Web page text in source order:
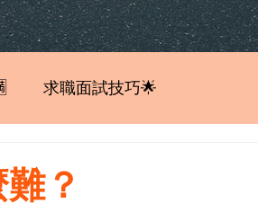
求職面試技巧🌟
？